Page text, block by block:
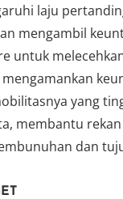
laju
mengambil
untuk
yang
membantu
dan